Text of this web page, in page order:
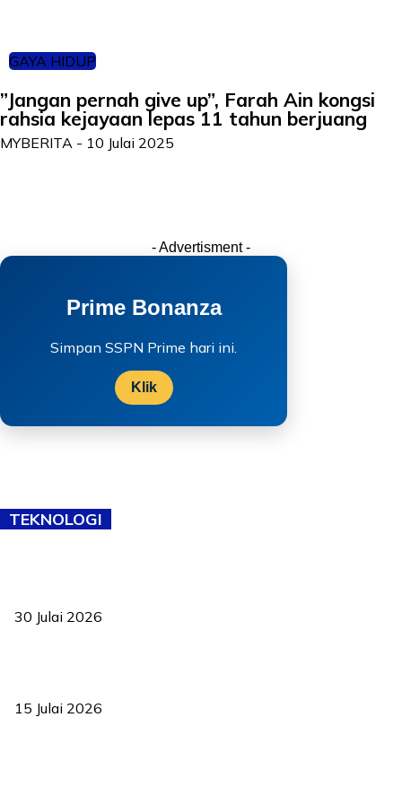
GAYA HIDUP
”Jangan pernah give up”, Farah Ain kongsi
rahsia kejayaan lepas 11 tahun berjuang
MYBERITA - 10 Julai 2025
- Advertisment -
Prime Bonanza
Simpan SSPN Prime hari ini.
Klik
TEKNOLOGI
30 Julai 2026
15 Julai 2026